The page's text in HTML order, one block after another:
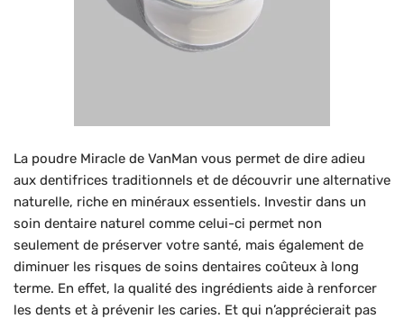
La poudre Miracle de VanMan vous permet de dire adieu
aux dentifrices traditionnels et de découvrir une alternative
naturelle, riche en minéraux essentiels. Investir dans un
soin dentaire naturel comme celui-ci permet non
seulement de préserver votre santé, mais également de
diminuer les risques de soins dentaires coûteux à long
terme. En effet, la qualité des ingrédients aide à renforcer
les dents et à prévenir les caries. Et qui n’apprécierait pas